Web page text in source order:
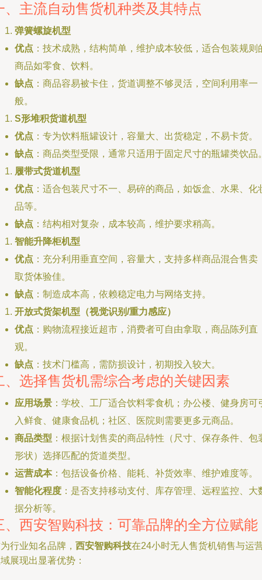
、主流自动售货机种类及其特点
弹簧螺旋机型
优点 ：技术成熟，结构简单，维护成本较低，适合包装规则
商品如零食、饮料。
缺点 ：商品容易被卡住，货道调整不够灵活，空间利用率一
般。
S形堆积货道机型
优点 ：专为饮料瓶罐设计，容量大、出货稳定，不易卡货。
缺点 ：商品类型受限，通常只适用于固定尺寸的瓶罐类饮品
履带式货道机型
优点 ：适合包装尺寸不一、易碎的商品，如饭盒、水果、化
品等。
缺点 ：结构相对复杂，成本较高，维护要求稍高。
智能升降柜机型
优点 ：充分利用垂直空间，容量大，支持多样商品混合售卖
取货体验佳。
缺点 ：制造成本高，依赖稳定电力与网络支持。
开放式货架机型（视觉识别/重力感应）
优点 ：购物流程接近超市，消费者可自由拿取，商品陈列直
观。
缺点 ：技术门槛高，需防损设计，初期投入较大。
、选择售货机需综合考虑的关键因素
应用场景 ：学校、工厂适合饮料零食机；办公楼、健身房可
入鲜食、健康食品机；社区、医院则需要更多元商品。
商品类型 ：根据计划售卖的商品特性（尺寸、保存条件、包
形状）选择匹配的货道类型。
运营成本：包括设备价格、能耗、补货效率、维护难度等。
智能化程度 ：是否支持移动支付、库存管理、远程监控、大
据分析等。
、西安智购科技：可靠品牌的全方位赋能
行业知名品牌， 西安智购科技在24小时无人售货机销售与运
展现出显著优势：